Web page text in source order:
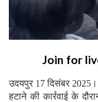
Join for
उदयपुर 17 दिसंबर
हटाने की कार्रवाई के